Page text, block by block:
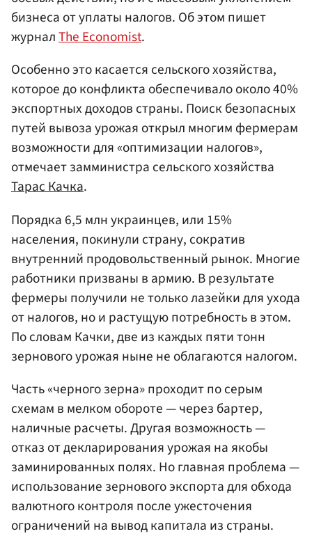
бизнеса от уплаты налогов. Об этом пишет
журналThe Economist.
Особенно это касается сельского хозяйства,
которое до конфликта обеспечивало около 40%
экспортных доходов страны. Поиск безопасных
путей вывоза урожая открыл многим фермерам
возможности для «оптимизации налогов»,
отмечает замминистра сельского хозяйства
Тарас Качка.
Порядка 6,5 млн украинцев, или 15%
населения, покинули страну, сократив
внутренний продовольственный рынок. Многие
работники призваны в армию. В результате
фермеры получили не только лазейки для ухода
от налогов, но и растущую потребность в этом.
По словам Качки, две из каждых пяти тонн
зернового урожая ныне не облагаются налогом.
Часть «черного зерна» проходит по серым
схемам в мелком обороте — через бартер,
наличные расчеты. Другая возможность —
отказ от декларирования урожая на якобы
заминированных полях. Но главная проблема —
использование зернового экспорта для обхода
валютного контроля после ужесточения
ограничений на вывод капитала из страны.